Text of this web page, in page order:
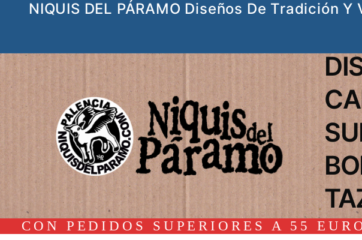
contenido
NIQUIS DEL PÁRAMO Diseños De Tradición Y
CON PEDIDOS SUPERIORES A 55